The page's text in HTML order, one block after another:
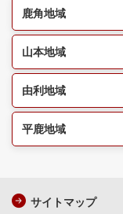
鹿角地域
山本地域
由利地域
平鹿地域
サイトマップ